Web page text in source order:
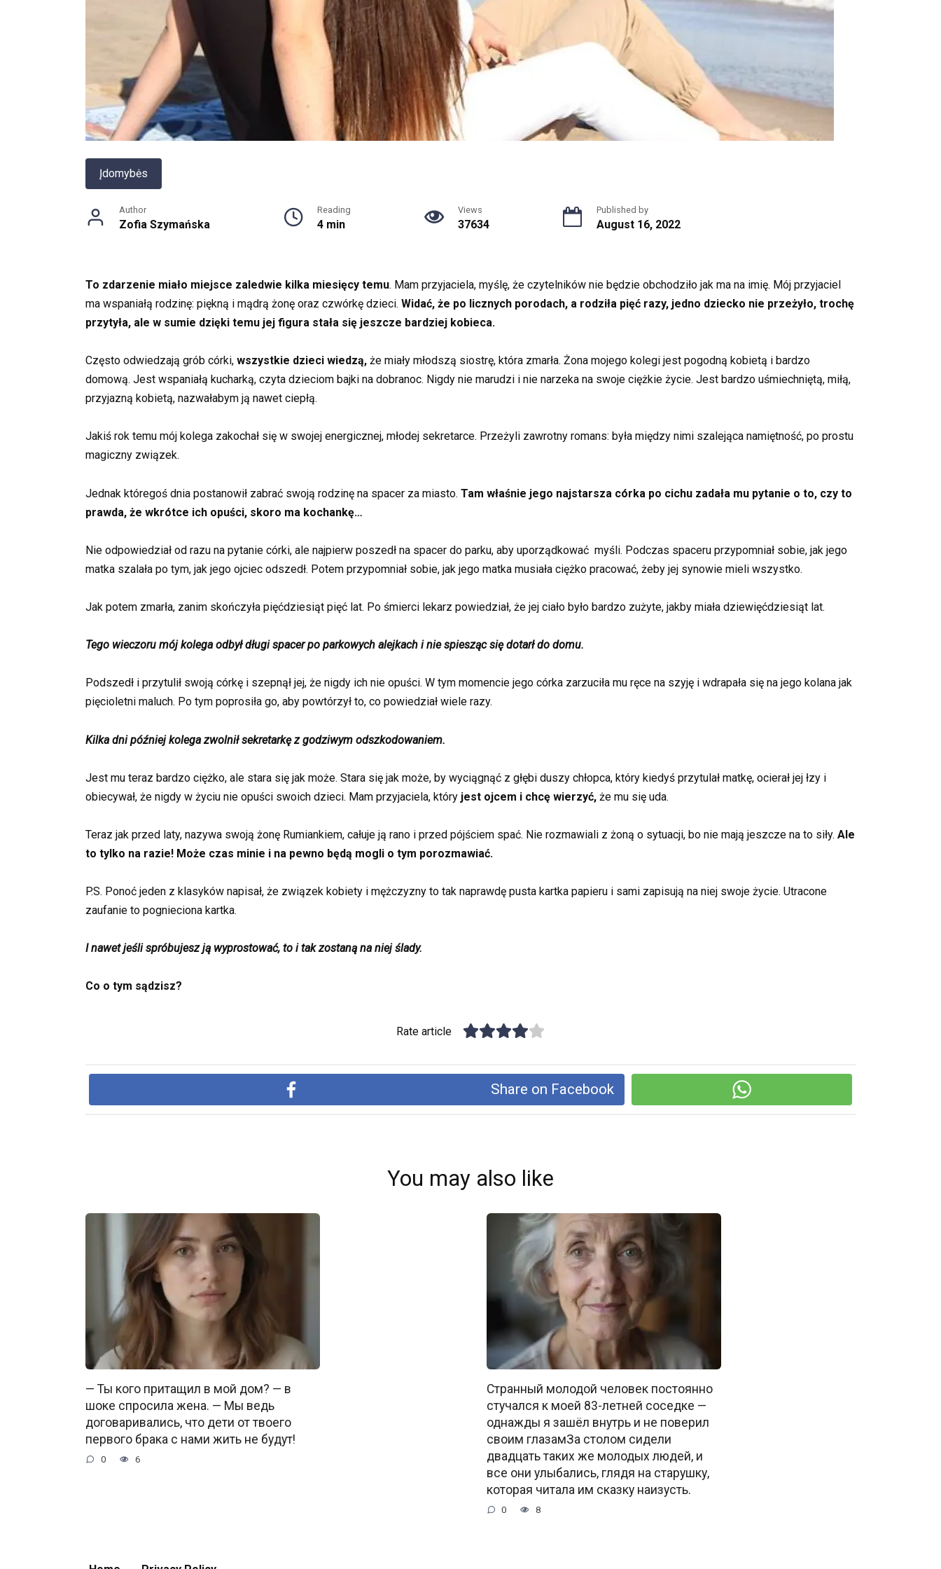
Įdomybės
Author
Zofia Szymańska
Reading
4 min
Views
37634
Published by
August 16, 2022
To zdarzenie miało miejsce zaledwie kilka miesięcy temu. Mam przyjaciela, myślę, że czytelników nie będzie obchodziło jak ma na imię. Mój przyjaciel
ma wspaniałą rodzinę: piękną i mądrą żonę oraz czwórkę dzieci. Widać, że po licznych porodach, a rodziła pięć razy, jedno dziecko nie przeżyło, trochę
przytyła, ale w sumie dzięki temu jej figura stała się jeszcze bardziej kobieca.
Często odwiedzają grób córki, wszystkie dzieci wiedzą, że miały młodszą siostrę, która zmarła. Żona mojego kolegi jest pogodną kobietą i bardzo
domową. Jest wspaniałą kucharką, czyta dzieciom bajki na dobranoc. Nigdy nie marudzi i nie narzeka na swoje ciężkie życie. Jest bardzo uśmiechniętą, miłą,
przyjazną kobietą, nazwałabym ją nawet ciepłą.
Jakiś rok temu mój kolega zakochał się w swojej energicznej, młodej sekretarce. Przeżyli zawrotny romans: była między nimi szalejąca namiętność, po prostu
magiczny związek.
Jednak któregoś dnia postanowił zabrać swoją rodzinę na spacer za miasto. Tam właśnie jego najstarsza córka po cichu zadała mu pytanie o to, czy to
prawda, że wkrótce ich opuści, skoro ma kochankę…
Nie odpowiedział od razu na pytanie córki, ale najpierw poszedł na spacer do parku, aby uporządkować myśli. Podczas spaceru przypomniał sobie, jak jego
matka szalała po tym, jak jego ojciec odszedł. Potem przypomniał sobie, jak jego matka musiała ciężko pracować, żeby jej synowie mieli wszystko.
Jak potem zmarła, zanim skończyła pięćdziesiąt pięć lat. Po śmierci lekarz powiedział, że jej ciało było bardzo zużyte, jakby miała dziewięćdziesiąt lat.
Tego wieczoru mój kolega odbył długi spacer po parkowych alejkach i nie spiesząc się dotarł do domu.
Podszedł i przytulił swoją córkę i szepnął jej, że nigdy ich nie opuści. W tym momencie jego córka zarzuciła mu ręce na szyję i wdrapała się na jego kolana jak
pięcioletni maluch. Po tym poprosiła go, aby powtórzył to, co powiedział wiele razy.
Kilka dni później kolega zwolnił sekretarkę z godziwym odszkodowaniem.
Jest mu teraz bardzo ciężko, ale stara się jak może. Stara się jak może, by wyciągnąć z głębi duszy chłopca, który kiedyś przytulał matkę, ocierał jej łzy i
obiecywał, że nigdy w życiu nie opuści swoich dzieci. Mam przyjaciela, który jest ojcem i chcę wierzyć, że mu się uda.
Teraz jak przed laty, nazywa swoją żonę Rumiankiem, całuje ją rano i przed pójściem spać. Nie rozmawiali z żoną o sytuacji, bo nie mają jeszcze na to siły. Ale
to tylko na razie! Może czas minie i na pewno będą mogli o tym porozmawiać.
P.S. Ponoć jeden z klasyków napisał, że związek kobiety i mężczyzny to tak naprawdę pusta kartka papieru i sami zapisują na niej swoje życie. Utracone
zaufanie to pognieciona kartka.
I nawet jeśli spróbujesz ją wyprostować, to i tak zostaną na niej ślady.
Co o tym sądzisz?
Rate article
Share on Facebook
You may also like
— Ты кого притащил в мой дом? — в
шоке спросила жена. — Мы ведь
договаривались, что дети от твоего
первого брака с нами жить не будут!
0 6
Странный молодой человек постоянно
стучался к моей 83-летней соседке —
однажды я зашёл внутрь и не поверил
своим глазамЗа столом сидели
двадцать таких же молодых людей, и
все они улыбались, глядя на старушку,
которая читала им сказку наизусть.
0 8